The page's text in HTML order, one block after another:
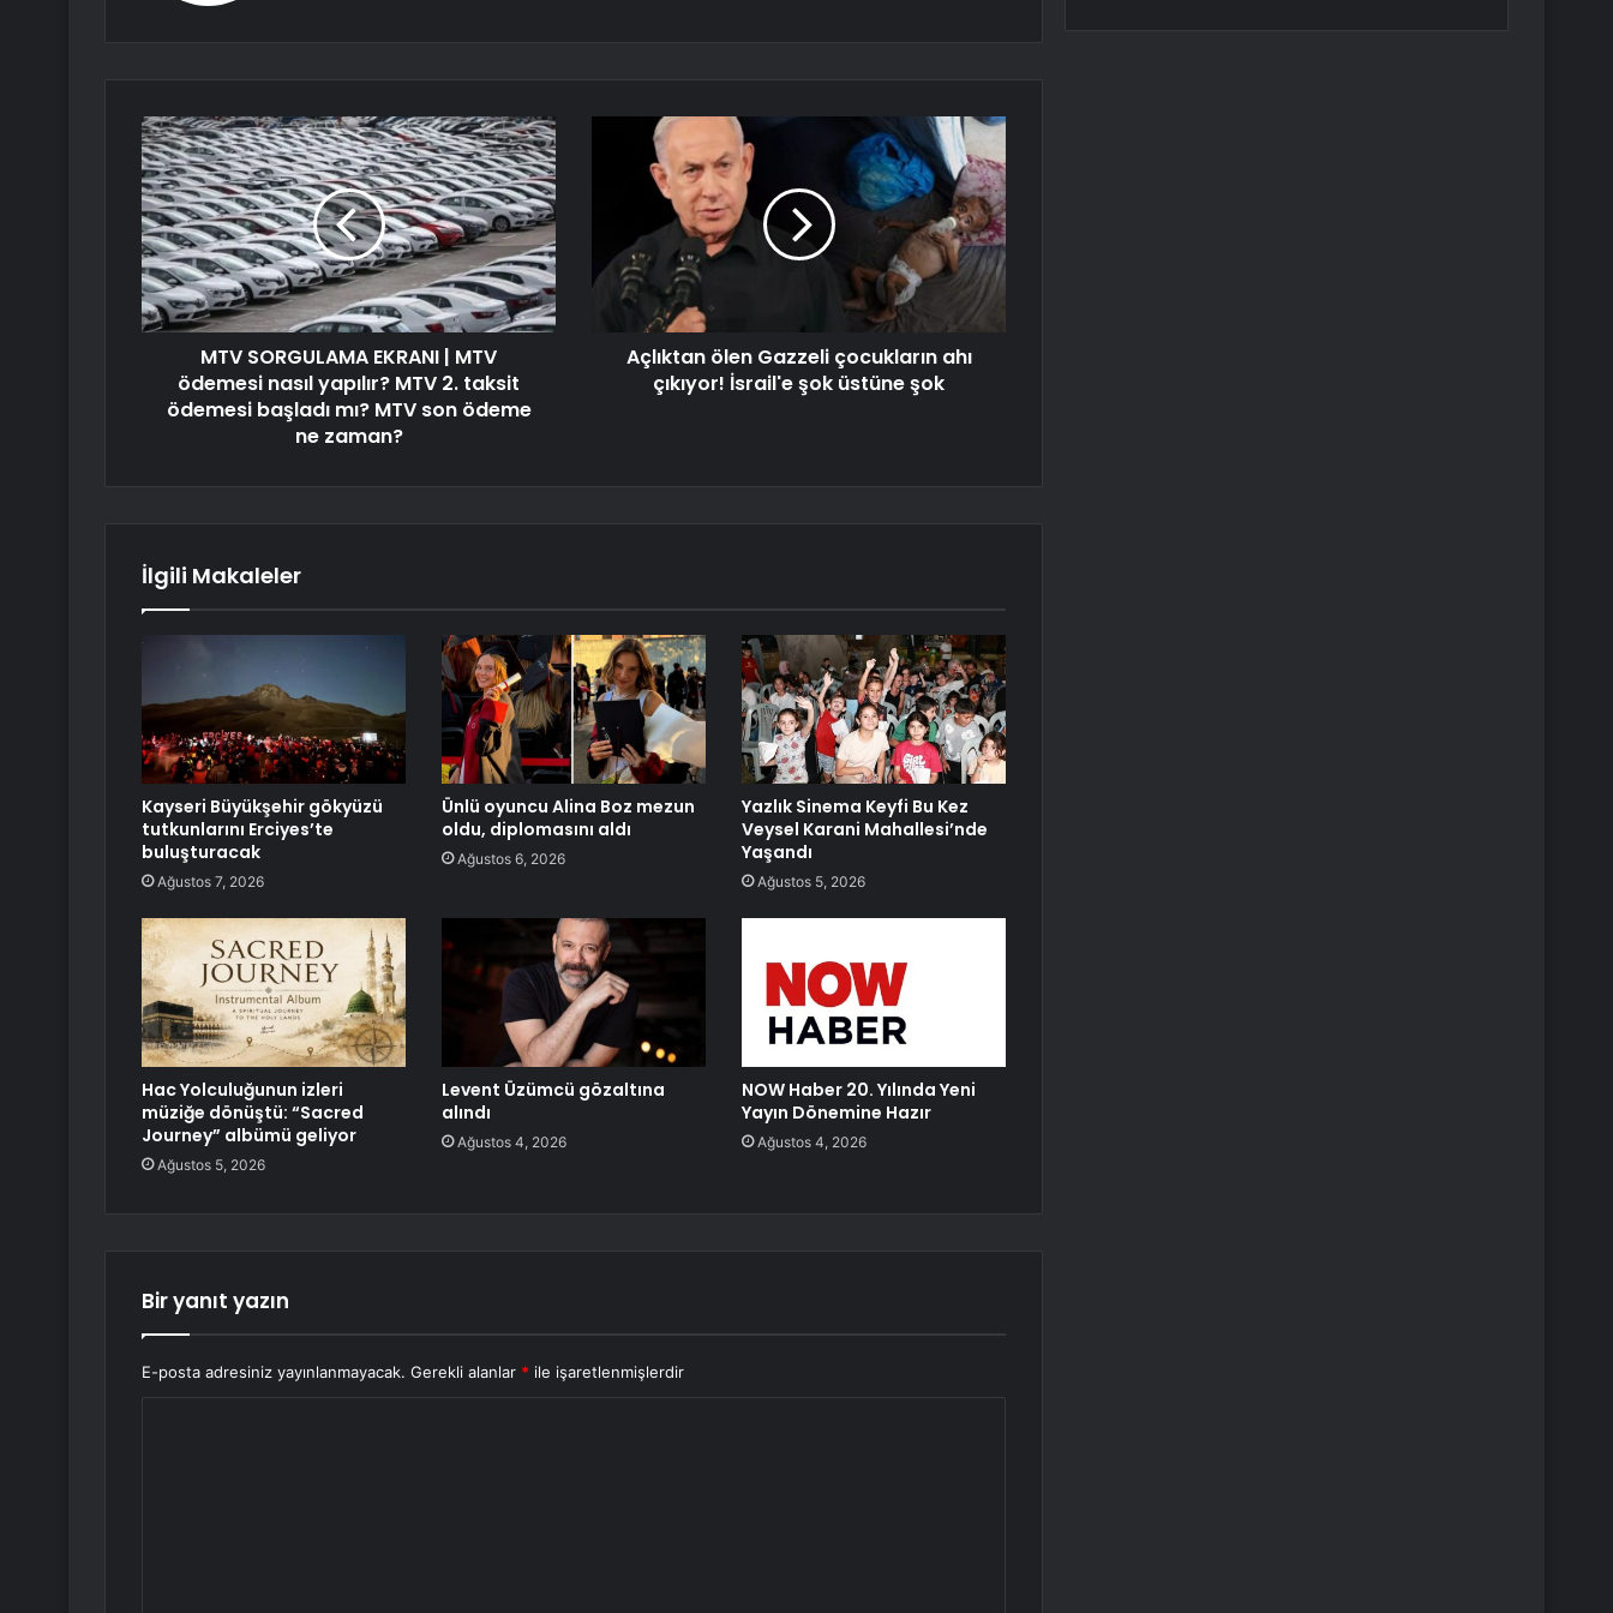
MTV SORGULAMA EKRANI | MTV
ödemesi nasıl yapılır? MTV 2. taksit
ödemesi başladı mı? MTV son ödeme
ne zaman?
Açlıktan ölen Gazzeli çocukların ahı
çıkıyor! İsrail'e şok üstüne şok
İlgili Makaleler
Kayseri Büyükşehir gökyüzü
tutkunlarını Erciyes’te
buluşturacak
Ağustos 7, 2026
Ünlü oyuncu Alina Boz mezun
oldu, diplomasını aldı
Ağustos 6, 2026
Yazlık Sinema Keyfi Bu Kez
Veysel Karani Mahallesi’nde
Yaşandı
Ağustos 5, 2026
Hac Yolculuğunun izleri
müziğe dönüştü: “Sacred
Journey” albümü geliyor
Ağustos 5, 2026
Levent Üzümcü gözaltına
alındı
Ağustos 4, 2026
NOW Haber 20. Yılında Yeni
Yayın Dönemine Hazır
Ağustos 4, 2026
Bir yanıt yazın
E-posta adresiniz yayınlanmayacak. Gerekli alanlar * ile işaretlenmişlerdir